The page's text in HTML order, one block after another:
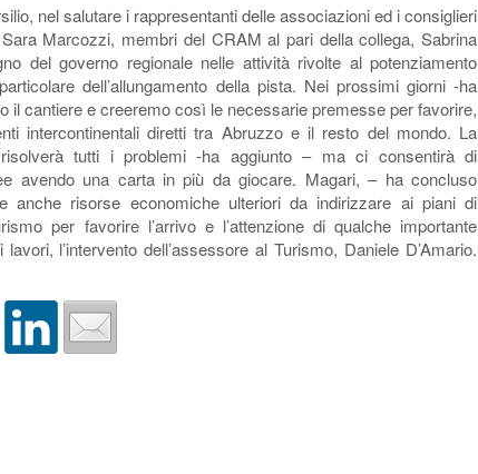
nel salutare i rappresentanti delle associazioni ed i consiglieri
Marcozzi, membri del CRAM al pari della collega, Sabrina
del governo regionale nelle attività rivolte al potenziamento
dell’allungamento della pista. Nei prossimi giorni -ha
il cantiere e creeremo così le necessarie premesse per favorire,
intercontinentali diretti tra Abruzzo e il resto del mondo. La
tutti i problemi -ha aggiunto – ma ci consentirà di
avendo una carta in più da giocare. Magari, – ha concluso
anche risorse economiche ulteriori da indirizzare ai piani di
per favorire l’arrivo e l’attenzione di qualche importante
l’intervento dell’assessore al Turismo, Daniele D’Amario.